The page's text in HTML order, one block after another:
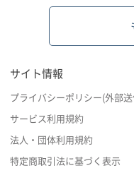
サイト情報
プライバシーポリシー(外部
サービス利用規約
法人・団体利用規約
特定商取引法に基づく表示